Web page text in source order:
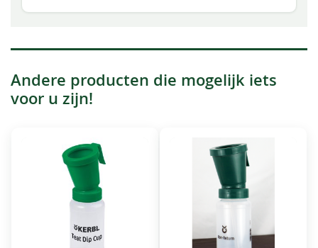
Andere producten die mogelijk iets
voor u zijn!